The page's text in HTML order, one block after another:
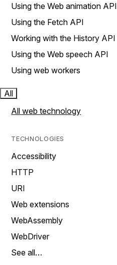
Using the Web animation API
Using the Fetch API
Working with the History API
Using the Web speech API
Using web workers
All
All web technology
TECHNOLOGIES
Accessibility
HTTP
URI
Web extensions
WebAssembly
WebDriver
See all…